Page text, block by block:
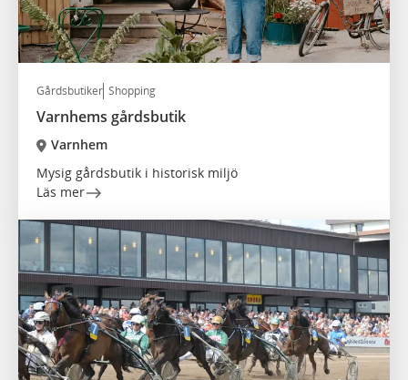
Gårdsbutiker Shopping
Varnhems gårdsbutik
Varnhem
Mysig gårdsbutik i historisk miljö
Läs mer